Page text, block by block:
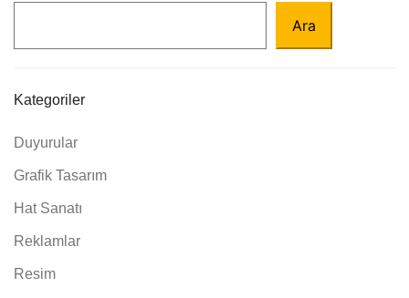
Ara
Kategoriler
Duyurular
Grafik Tasarım
Hat Sanatı
Reklamlar
Resim